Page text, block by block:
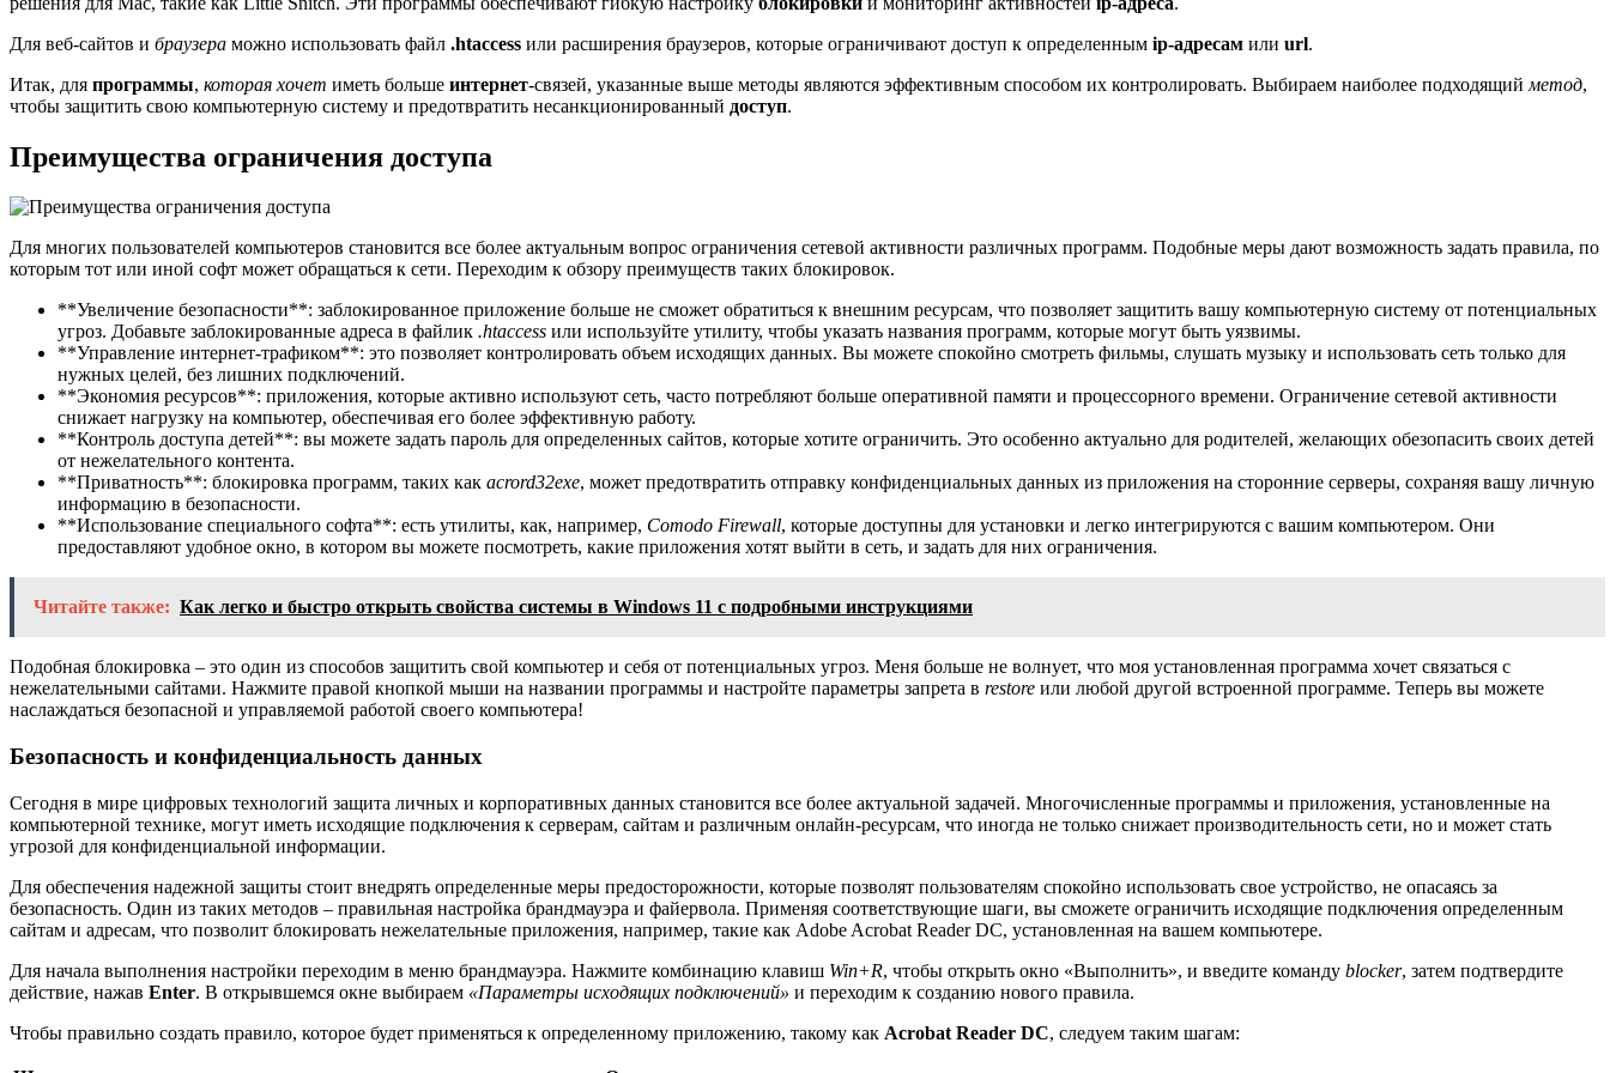
Для веб-сайтов и браузера можно использовать файл .htaccess или расширения браузеров, которые ограничивают доступ к определенным ip-адресам или url.
Итак, для программы, которая хочет иметь больше интернет-связей, указанные выше методы являются эффективным способом их контролировать. Выбираем наиболее подходящий метод,
чтобы защитить свою компьютерную систему и предотвратить несанкционированный доступ.
Преимущества ограничения доступа
Для многих пользователей компьютеров становится все более актуальным вопрос ограничения сетевой активности различных программ. Подобные меры дают возможность задать правила, по
которым тот или иной софт может обращаться к сети. Переходим к обзору преимуществ таких блокировок.
**Увеличение безопасности**: заблокированное приложение больше не сможет обратиться к внешним ресурсам, что позволяет защитить вашу компьютерную систему от потенциальных
угроз. Добавьте заблокированные адреса в файлик .htaccess или используйте утилиту, чтобы указать названия программ, которые могут быть уязвимы.
**Управление интернет-трафиком**: это позволяет контролировать объем исходящих данных. Вы можете спокойно смотреть фильмы, слушать музыку и использовать сеть только для
нужных целей, без лишних подключений.
**Экономия ресурсов**: приложения, которые активно используют сеть, часто потребляют больше оперативной памяти и процессорного времени. Ограничение сетевой активности
снижает нагрузку на компьютер, обеспечивая его более эффективную работу.
**Контроль доступа детей**: вы можете задать пароль для определенных сайтов, которые хотите ограничить. Это особенно актуально для родителей, желающих обезопасить своих детей
от нежелательного контента.
**Приватность**: блокировка программ, таких как acrord32exe, может предотвратить отправку конфиденциальных данных из приложения на сторонние серверы, сохраняя вашу личную
информацию в безопасности.
**Использование специального софта**: есть утилиты, как, например, Comodo Firewall, которые доступны для установки и легко интегрируются с вашим компьютером. Они
предоставляют удобное окно, в котором вы можете посмотреть, какие приложения хотят выйти в сеть, и задать для них ограничения.
Читайте также: Как легко и быстро открыть свойства системы в Windows 11 с подробными инструкциями
Подобная блокировка – это один из способов защитить свой компьютер и себя от потенциальных угроз. Меня больше не волнует, что моя установленная программа хочет связаться с
нежелательными сайтами. Нажмите правой кнопкой мыши на названии программы и настройте параметры запрета в restore или любой другой встроенной программе. Теперь вы можете
наслаждаться безопасной и управляемой работой своего компьютера!
Безопасность и конфиденциальность данных
Сегодня в мире цифровых технологий защита личных и корпоративных данных становится все более актуальной задачей. Многочисленные программы и приложения, установленные на
компьютерной технике, могут иметь исходящие подключения к серверам, сайтам и различным онлайн-ресурсам, что иногда не только снижает производительность сети, но и может стать
угрозой для конфиденциальной информации.
Для обеспечения надежной защиты стоит внедрять определенные меры предосторожности, которые позволят пользователям спокойно использовать свое устройство, не опасаясь за
безопасность. Один из таких методов – правильная настройка брандмауэра и файервола. Применяя соответствующие шаги, вы сможете ограничить исходящие подключения определенным
сайтам и адресам, что позволит блокировать нежелательные приложения, например, такие как Adobe Acrobat Reader DC, установленная на вашем компьютере.
Для начала выполнения настройки переходим в меню брандмауэра. Нажмите комбинацию клавиш Win+R, чтобы открыть окно «Выполнить», и введите команду blocker, затем подтвердите
действие, нажав Enter. В открывшемся окне выбираем «Параметры исходящих подключений» и переходим к созданию нового правила.
Чтобы правильно создать правило, которое будет применяться к определенному приложению, такому как Acrobat Reader DC, следуем таким шагам: